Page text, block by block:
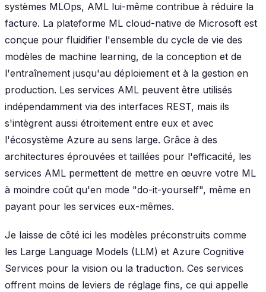
systèmes MLOps, AML lui-même contribue à réduire la
facture. La plateforme ML cloud-native de Microsoft est
conçue pour fluidifier l'ensemble du cycle de vie des
modèles de machine learning, de la conception et de
l'entraînement jusqu'au déploiement et à la gestion en
production. Les services AML peuvent être utilisés
indépendamment via des interfaces REST, mais ils
s'intègrent aussi étroitement entre eux et avec
l'écosystème Azure au sens large. Grâce à des
architectures éprouvées et taillées pour l'efficacité, les
services AML permettent de mettre en œuvre votre ML
à moindre coût qu'en mode "do-it-yourself", même en
payant pour les services eux-mêmes.
Je laisse de côté ici les modèles préconstruits comme
les Large Language Models (LLM) et Azure Cognitive
Services pour la vision ou la traduction. Ces services
offrent moins de leviers de réglage fins, ce qui appelle